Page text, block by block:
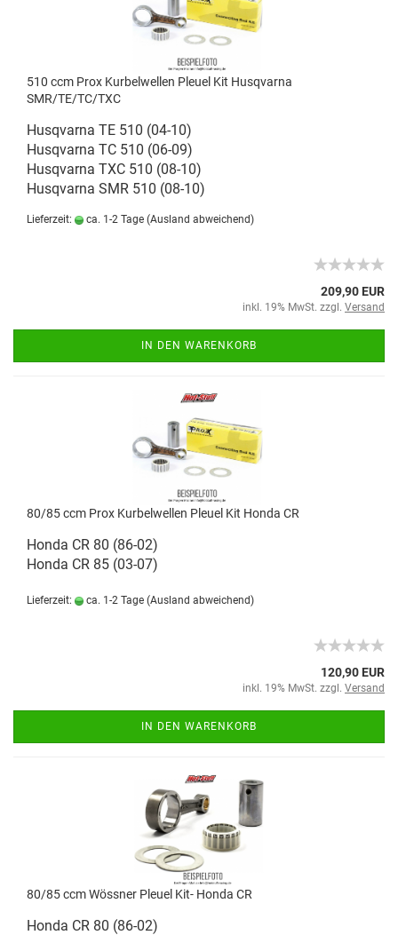
510 ccm Prox Kurbelwellen Pleuel Kit Husqvarna
SMR/TE/TC/TXC
Husqvarna TE 510 (04-10)
Husqvarna TC 510 (06-09)
Husqvarna TXC 510 (08-10)
Husqvarna SMR 510 (08-10)
Lieferzeit: ca. 1-2 Tage (Ausland abweichend)
209,90 EUR
inkl. 19% MwSt. zzgl. Versand
IN DEN WARENKORB
80/85 ccm Prox Kurbelwellen Pleuel Kit Honda CR
Honda CR 80 (86-02)
Honda CR 85 (03-07)
Lieferzeit: ca. 1-2 Tage (Ausland abweichend)
120,90 EUR
inkl. 19% MwSt. zzgl. Versand
IN DEN WARENKORB
80/85 ccm Wössner Pleuel Kit- Honda CR
Honda CR 80 (86-02)